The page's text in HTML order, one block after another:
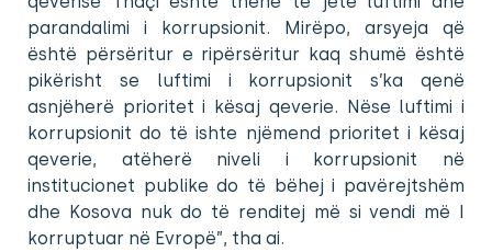
parandalimi i korrupsionit. Mirëpo, arsyeja që
është përsëritur e ripërsëritur kaq shumë është
pikërisht se luftimi i korrupsionit s’ka qenë
asnjëherë prioritet i kësaj qeverie. Nëse luftimi i
korrupsionit do të ishte njëmend prioritet i kësaj
qeverie, atëherë niveli i korrupsionit në
institucionet publike do të bëhej i pavërejtshëm
dhe Kosova nuk do të renditej më si vendi më I
korruptuar në Evropë”, tha ai.